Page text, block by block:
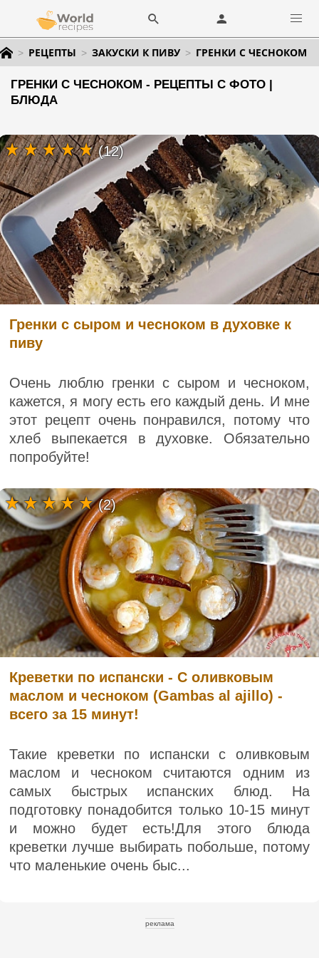
РЕЦЕПТЫ ЗАКУСКИ К ПИВУ ГРЕНКИ С ЧЕСНОКОМ
ГРЕНКИ С ЧЕСНОКОМ - РЕЦЕПТЫ С ФОТО |
БЛЮДА
Гренки с сыром и чесноком в духовке к
пиву
Очень люблю гренки с сыром и чесноком,
кажется, я могу есть его каждый день. И мне
этот рецепт очень понравился, потому что
хлеб выпекается в духовке. Обязательно
попробуйте!
(12)
Креветки по испански - С оливковым
маслом и чесноком (Gambas al ajillo) -
всего за 15 минут!
Такие креветки по испански с оливковым
маслом и чесноком считаются одним из
самых быстрых испанских блюд. На
подготовку понадобится только 10-15 минут
и можно будет есть!Для этого блюда
креветки лучше выбирать побольше, потому
что маленькие очень быс...
(2)
реклама